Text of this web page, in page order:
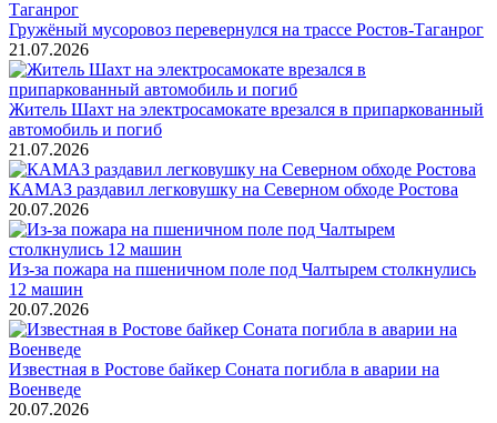
Гружёный мусоровоз перевернулся на трассе Ростов-Таганрог
21.07.2026
Житель Шахт на электросамокате врезался в припаркованный
автомобиль и погиб
21.07.2026
КАМАЗ раздавил легковушку на Северном обходе Ростова
20.07.2026
Из-за пожара на пшеничном поле под Чалтырем столкнулись
12 машин
20.07.2026
Известная в Ростове байкер Соната погибла в аварии на
Военведе
20.07.2026